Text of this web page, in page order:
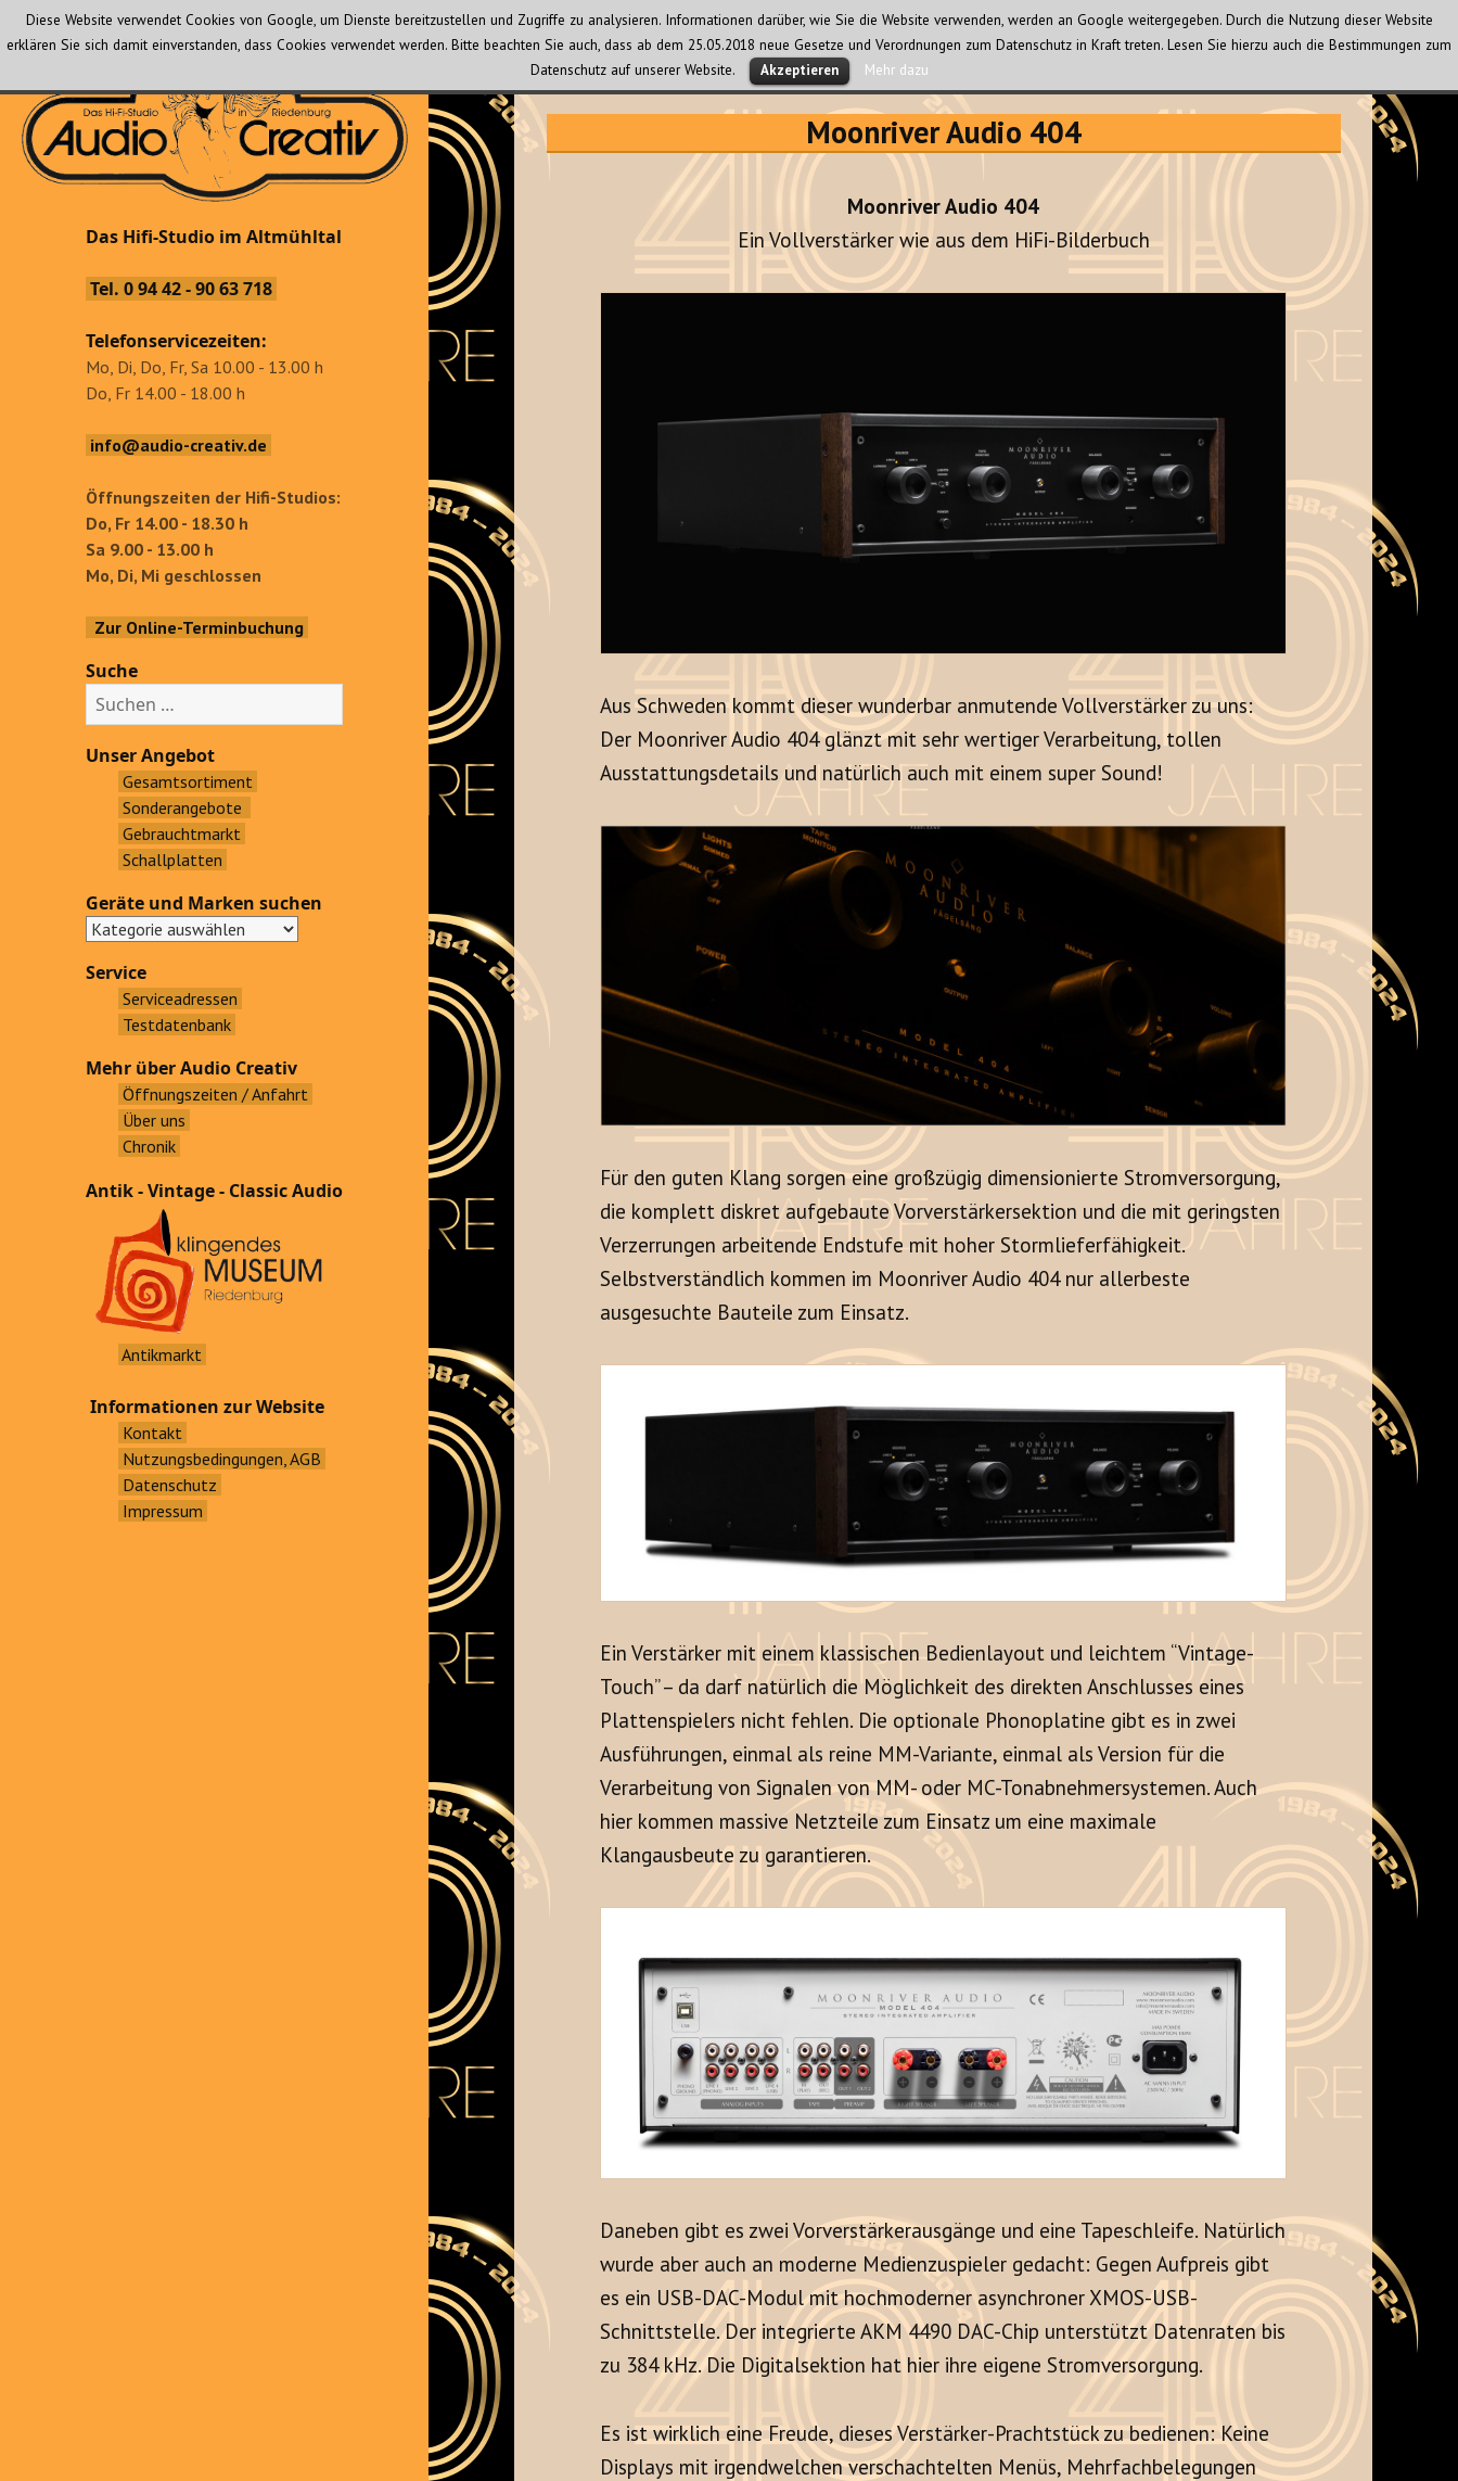
Das Hifi-Studio im Altmühltal
Das Hifi-Studio im Altmühltal
Tel. 0 94 42 - 90 63 718
Telefonservicezeiten:
Mo, Di, Do, Fr, Sa 10.00 - 13.00 h
Do, Fr 14.00 - 18.00 h
info@audio-creativ.de
Öffnungszeiten der Hifi-Studios:
Do, Fr 14.00 - 18.30 h
Sa 9.00 - 13.00 h
Mo, Di, Mi geschlossen
Zur Online-Terminbuchung
Suche
u
c
h
Unser Angebot
Gesamtsortiment
Sonderangebote
Gebrauchtmarkt
Schallplatten
Geräte und Marken suchen
Service
Serviceadressen
Testdatenbank
Mehr über Audio Creativ
Öffnungszeiten / Anfahrt
Über uns
Chronik
Antik - Vintage - Classic Audio
Antikmarkt
Informationen zur Website
Kontakt
Nutzungsbedingungen, AGB
Datenschutz
Impressum
Moonriver Audio 404
Moonriver Audio 404
Ein Vollverstärker wie aus dem HiFi-Bilderbuch
Aus Schweden kommt dieser wunderbar anmutende Vollverstärker zu uns:
Der Moonriver Audio 404 glänzt mit sehr wertiger Verarbeitung, tollen
Ausstattungsdetails und natürlich auch mit einem super Sound!
Für den guten Klang sorgen eine großzügig dimensionierte Stromversorgung,
die komplett diskret aufgebaute Vorverstärkersektion und die mit geringsten
Verzerrungen arbeitende Endstufe mit hoher Stormlieferfähigkeit.
Selbstverständlich kommen im Moonriver Audio 404 nur allerbeste
ausgesuchte Bauteile zum Einsatz.
Ein Verstärker mit einem klassischen Bedienlayout und leichtem “Vintage-
Touch” – da darf natürlich die Möglichkeit des direkten Anschlusses eines
Plattenspielers nicht fehlen. Die optionale Phonoplatine gibt es in zwei
Ausführungen, einmal als reine MM-Variante, einmal als Version für die
Verarbeitung von Signalen von MM- oder MC-Tonabnehmersystemen. Auch
hier kommen massive Netzteile zum Einsatz um eine maximale
Klangausbeute zu garantieren.
Daneben gibt es zwei Vorverstärkerausgänge und eine Tapeschleife. Natürlich
wurde aber auch an moderne Medienzuspieler gedacht: Gegen Aufpreis gibt
es ein USB-DAC-Modul mit hochmoderner asynchroner XMOS-USB-
Schnittstelle. Der integrierte AKM 4490 DAC-Chip unterstützt Datenraten bis
zu 384 kHz. Die Digitalsektion hat hier ihre eigene Stromversorgung.
Es ist wirklich eine Freude, dieses Verstärker-Prachtstück zu bedienen: Keine
Displays mit irgendwelchen verschachtelten Menüs, Mehrfachbelegungen
Diese Website verwendet Cookies von Google, um Dienste bereitzustellen und Zugriffe zu analysieren. Informationen darüber, wie Sie die Website verwenden, werden an Google weitergegeben. Durch die Nutzung dieser Website
erklären Sie sich damit einverstanden, dass Cookies verwendet werden. Bitte beachten Sie auch, dass ab dem 25.05.2018 neue Gesetze und Verordnungen zum Datenschutz in Kraft treten. Lesen Sie hierzu auch die Bestimmungen zum
Datenschutz auf unserer Website.
Akzeptieren Mehr dazu